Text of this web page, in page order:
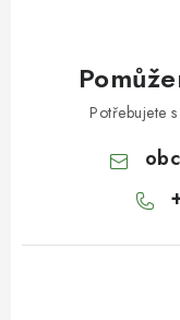
Potřebujete